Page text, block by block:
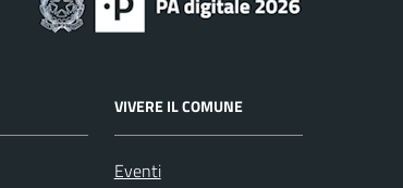
VIVERE IL COMUNE
Eventi